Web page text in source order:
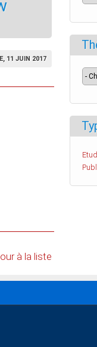
11 JUIN 2017
à la liste